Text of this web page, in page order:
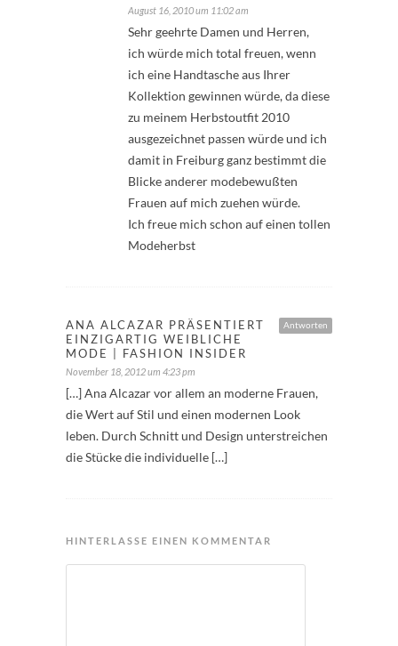
August 16, 2010 um 11:02 am
Sehr geehrte Damen und Herren,
ich würde mich total freuen, wenn
ich eine Handtasche aus Ihrer
Kollektion gewinnen würde, da diese
zu meinem Herbstoutfit 2010
ausgezeichnet passen würde und ich
damit in Freiburg ganz bestimmt die
Blicke anderer modebewußten
Frauen auf mich zuehen würde.
Ich freue mich schon auf einen tollen
Modeherbst
Antworten
ANA ALCAZAR PRÄSENTIERT
EINZIGARTIG WEIBLICHE
MODE | FASHION INSIDER
November 18, 2012 um 4:23 pm
[…] Ana Alcazar vor allem an moderne Frauen,
die Wert auf Stil und einen modernen Look
leben. Durch Schnitt und Design unterstreichen
die Stücke die individuelle […]
HINTERLASSE EINEN KOMMENTAR